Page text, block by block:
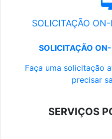
SOLICITAÇÃO
SOLICITAÇÃO
Faça uma solicitação
precisar
SERVIÇOS